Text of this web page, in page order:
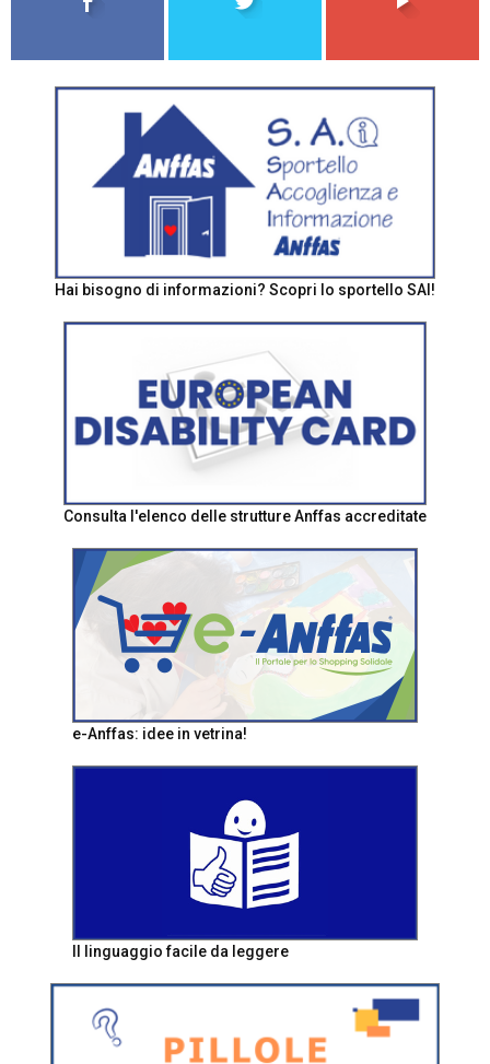
Hai bisogno di informazioni? Scopri lo sportello SAI!
Consulta l'elenco delle strutture Anffas accreditate
e-Anffas: idee in vetrina!
Il linguaggio facile da leggere